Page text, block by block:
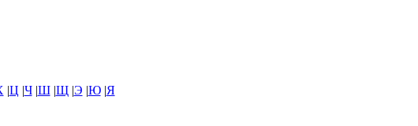
|Ц |Ч|Ш|Щ|Э |Ю|Я